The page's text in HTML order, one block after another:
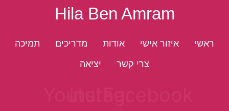
Hila Ben Amram
ראשי איזור אישי אודות מדריכים
תמיכה
צרי קשר
יציאה